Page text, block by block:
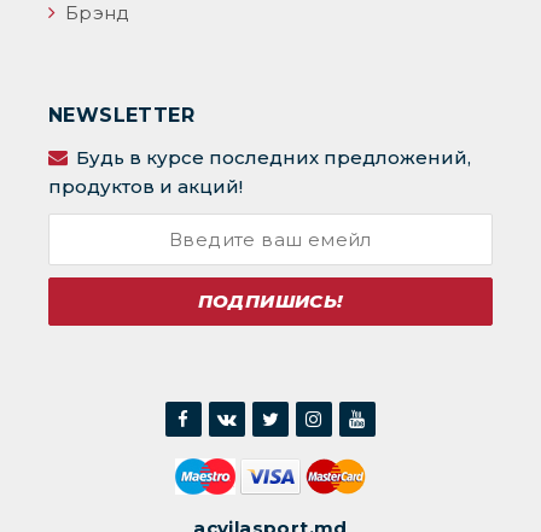
Брэнд
NEWSLETTER
Будь в курсе последних предложений,
продуктов и акций!
ПОДПИШИСЬ!